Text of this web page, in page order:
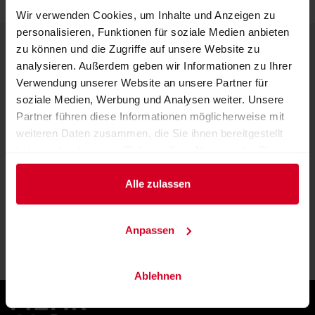
Wir verwenden Cookies, um Inhalte und Anzeigen zu
personalisieren, Funktionen für soziale Medien anbieten
zu können und die Zugriffe auf unsere Website zu
analysieren. Außerdem geben wir Informationen zu Ihrer
Verwendung unserer Website an unsere Partner für
soziale Medien, Werbung und Analysen weiter. Unsere
Partner führen diese Informationen möglicherweise mit
weiteren Daten zusammen, die Sie ihnen bereitgestellt
gesammelt haben.
Alle zulassen
Anpassen
Ablehnen
KONTAKT
Messezentrum Salzburg GmbH
Am Messezentrum 1
5020 Salzburg
Österreich
ANSPRECHPARTNER FINDEN
ZU DEN ANFAHRTSINFOS